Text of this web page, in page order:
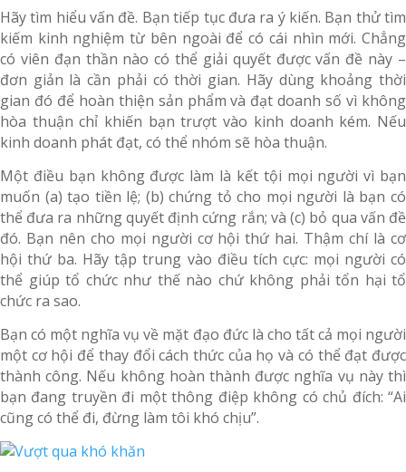
Hãy tìm hiểu vấn đề. Bạn tiếp tục đưa ra ý kiến. Bạn thử tìm
kiếm kinh nghiệm từ bên ngoài để có cái nhìn mới. Chẳng
có viên đạn thần nào có thể giải quyết được vấn đề này –
đơn giản là cần phải có thời gian. Hãy dùng khoảng thời
gian đó để hoàn thiện sản phẩm và đạt doanh số vì không
hòa thuận chỉ khiến bạn trượt vào kinh doanh kém. Nếu
kinh doanh phát đạt, có thể nhóm sẽ hòa thuận.
Một điều bạn không được làm là kết tội mọi người vì bạn
muốn (a) tạo tiền lệ; (b) chứng tỏ cho mọi người là bạn có
thể đưa ra những quyết định cứng rắn; và (c) bỏ qua vấn đề
đó. Bạn nên cho mọi người cơ hội thứ hai. Thậm chí là cơ
hội thứ ba. Hãy tập trung vào điều tích cực: mọi người có
thể giúp tổ chức như thế nào chứ không phải tổn hại tổ
chức ra sao.
Bạn có một nghĩa vụ về mặt đạo đức là cho tất cả mọi người
một cơ hội để thay đổi cách thức của họ và có thể đạt được
thành công. Nếu không hoàn thành được nghĩa vụ này thì
bạn đang truyền đi một thông điệp không có chủ đích: “Ai
cũng có thể đi, đừng làm tôi khó chịu”.